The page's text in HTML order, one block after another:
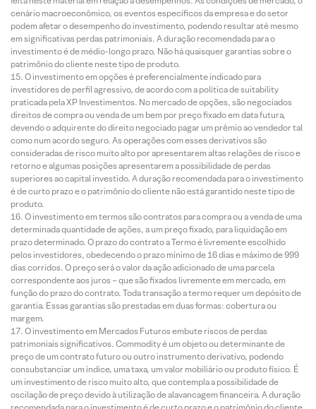
cenário macroeconômico, os eventos específicos da empresa e do setor
podem afetar o desempenho do investimento, podendo resultar até mesmo
em significativas perdas patrimoniais. A duração recomendada para o
investimento é de médio-longo prazo. Não há quaisquer garantias sobre o
patrimônio do cliente neste tipo de produto.
O investimento em opções é preferencialmente indicado para
investidores de perfil agressivo, de acordo com a política de suitability
praticada pela XP Investimentos. No mercado de opções, são negociados
direitos de compra ou venda de um bem por preço fixado em data futura,
devendo o adquirente do direito negociado pagar um prêmio ao vendedor tal
como num acordo seguro. As operações com esses derivativos são
consideradas de risco muito alto por apresentarem altas relações de risco e
retorno e algumas posições apresentarem a possibilidade de perdas
superiores ao capital investido. A duração recomendada para o investimento
é de curto prazo e o patrimônio do cliente não está garantido neste tipo de
produto.
O investimento em termos são contratos para compra ou a venda de uma
determinada quantidade de ações, a um preço fixado, para liquidação em
prazo determinado. O prazo do contrato a Termo é livremente escolhido
pelos investidores, obedecendo o prazo mínimo de 16 dias e máximo de 999
dias corridos. O preço será o valor da ação adicionado de uma parcela
correspondente aos juros – que são fixados livremente em mercado, em
função do prazo do contrato. Toda transação a termo requer um depósito de
garantia. Essas garantias são prestadas em duas formas: cobertura ou
margem.
O investimento em Mercados Futuros embute riscos de perdas
patrimoniais significativos. Commodity é um objeto ou determinante de
preço de um contrato futuro ou outro instrumento derivativo, podendo
consubstanciar um índice, uma taxa, um valor mobiliário ou produto físico. É
um investimento de risco muito alto, que contempla a possibilidade de
oscilação de preço devido à utilização de alavancagem financeira. A duração